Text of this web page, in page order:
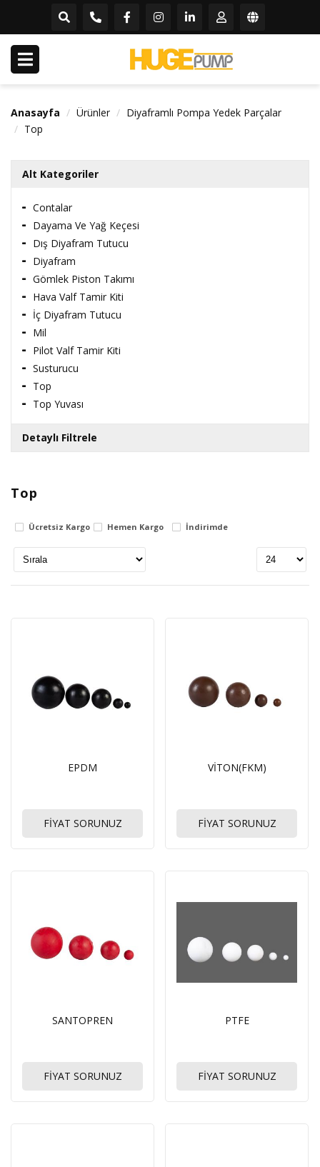
Anasayfa Ürünler
Diyaframlı Pompa Yedek Parçalar
Top
Alt Kategoriler
Contalar
Dayama Ve Yağ Keçesi
Dış Diyafram Tutucu
Diyafram
Gömlek Piston Takımı
Hava Valf Tamir Kiti
İç Diyafram Tutucu
Mil
Pilot Valf Tamir Kiti
Susturucu
Top
Top Yuvası
Detaylı Filtrele
Top
Ücretsiz Kargo Hemen Kargo İndirimde
EPDM
FİYAT SORUNUZ
VİTON(FKM)
FİYAT SORUNUZ
SANTOPREN
FİYAT SORUNUZ
PTFE
FİYAT SORUNUZ